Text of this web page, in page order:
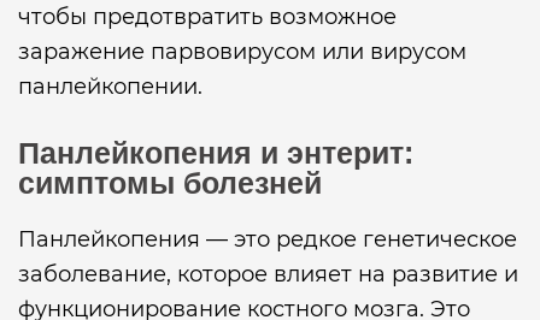
чтобы предотвратить возможное
заражение парвовирусом или вирусом
панлейкопении.
Панлейкопения и энтерит:
симптомы болезней
Панлейкопения — это редкое генетическое
заболевание, которое влияет на развитие и
функционирование костного мозга. Это